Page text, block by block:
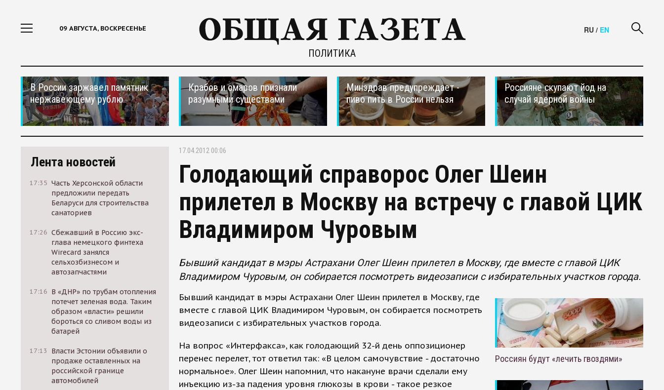
09 АВГУСТА, ВОСКРЕСЕНЬЕ
ПОЛИТИКА
RU / EN
В России заржавел памятник
нержавеющему рублю
Крабов и омаров признали
разумными существами
Минздрав предупреждает -
пиво пить в России нельзя
Россияне скупают йод на
случай ядерной войны
Лента новостей
17:35 Часть Херсонской области
предложили передать
Беларуси для строительства
санаториев
17:26 Сбежавший в Россию экс-
глава немецкого финтеха
Wirecard занялся
сельхозбизнесом и
автозапчастями
17:16 В «ДНР» по трубам отопления
потечет зеленая вода. Таким
образом «власти» решили
бороться со сливом воды из
батарей
17:13
Власти Эстонии объявили о
продаже оставленных на
российской границе
автомобилей
17.04.2012 00:06
Голодающий справорос Олег Шеин
прилетел в Москву на встречу с главой ЦИК
Владимиром Чуровым
Бывший кандидат в мэры Астрахани Олег Шеин прилетел в Москву, где вместе с главой ЦИК
Владимиром Чуровым, он собирается посмотреть видеозаписи с избирательных участков города.
Бывший кандидат в мэры Астрахани Олег Шеин прилетел в Москву, где
вместе с главой ЦИК Владимиром Чуровым, он собирается посмотреть
видеозаписи с избирательных участков города.
На вопрос «Интерфакса», как голодающий 32-й день оппозиционер
перенес перелет, тот ответил так: «В целом самочувствие - достаточно
нормальное». Олег Шеин напомнил, что накануне врачи сделали ему
инъекцию из-за падения уровня глюкозы в крови - такое резкое
Россиян будут «лечить гвоздями»